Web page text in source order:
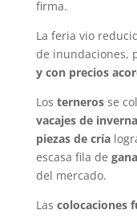
firma.
La feria vio
de inundaciones,
y con precios
Los ternerosse
vacajes de
piezas de cría
escasa fila de
del mercado.
Las colocaciones